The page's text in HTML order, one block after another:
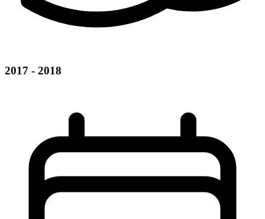
2017 - 2018